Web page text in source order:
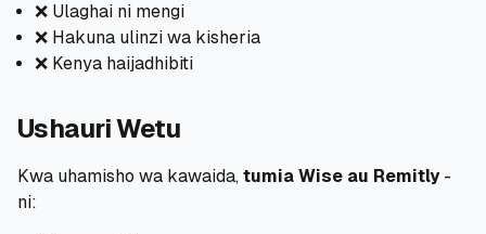
❌ Ulaghai ni mengi
❌ Hakuna ulinzi wa kisheria
❌ Kenya haijadhibiti
Ushauri Wetu
Kwa uhamisho wa kawaida, tumia Wise au Remitly-
ni: